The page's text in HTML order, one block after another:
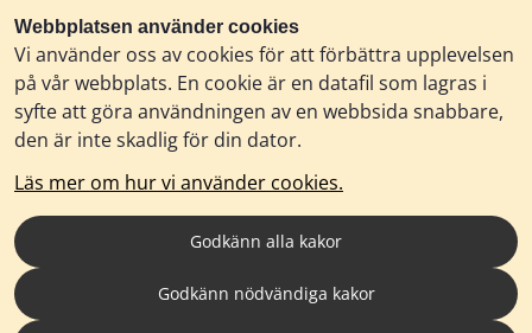
Webbplatsen använder cookies
Vi använder oss av cookies för att förbättra upplevelsen
på vår webbplats. En cookie är en datafil som lagras i
syfte att göra användningen av en webbsida snabbare,
den är inte skadlig för din dator.
Läs mer om hur vi använder cookies.
Godkänn alla kakor
Godkänn nödvändiga kakor